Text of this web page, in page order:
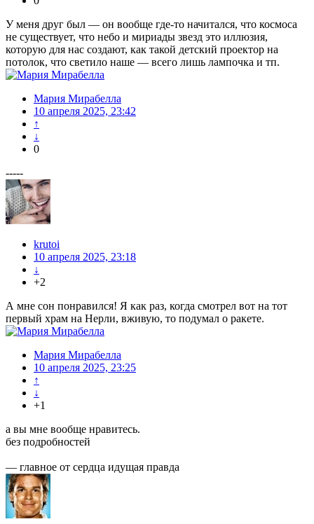
У меня друг был — он вообще где-то начитался, что космоса
не существует, что небо и мириады звезд это иллюзия,
которую для нас создают, как такой детский проектор на
потолок, что светило наше — всего лишь лампочка и тп.
Мария Мирабелла
10 апреля 2025, 23:42
↑
↓
0
-----
krutoi
10 апреля 2025, 23:18
↓
+2
А мне сон понравился! Я как раз, когда смотрел вот на тот
первый храм на Нерли, вживую, то подумал о ракете.
Мария Мирабелла
10 апреля 2025, 23:25
↑
↓
+1
а вы мне вообще нравитесь.
без подробностей
— главное от сердца идущая правда